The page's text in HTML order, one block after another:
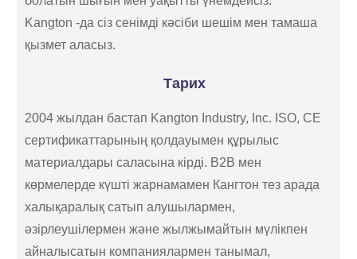
Kangton -да сіз сенімді кәсіби шешім мен тамаша
қызмет аласыз.
Тарих
2004 жылдан бастап Kangton Industry, Inc. ISO, CE
сертификаттарының қолдауымен құрылыс
материалдары саласына кірді. B2B мен
көрмелерде күшті жарнамамен Кангтон тез арада
халықаралық сатып алушылармен,
әзірлеушілермен және жылжымайтын мүлікпен
айналысатын компаниялармен танымал,